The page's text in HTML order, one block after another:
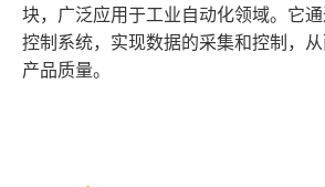
块，广泛应用于工业自动化领域。它
控制系统，实现数据的采集和控制，
产品质量。